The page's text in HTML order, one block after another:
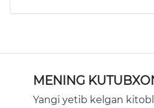
MENING
Yangi yetib kelgan